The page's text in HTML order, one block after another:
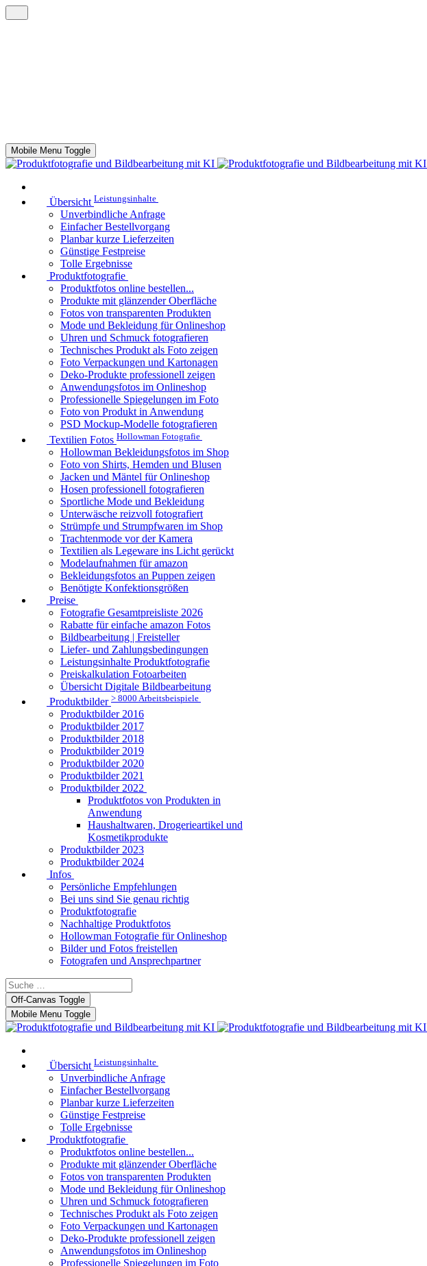
Mobile Menu Toggle
Übersicht Leistungsinhalte
Unverbindliche Anfrage
Einfacher Bestellvorgang
Planbar kurze Lieferzeiten
Günstige Festpreise
Tolle Ergebnisse
Produktfotografie
Produktfotos online bestellen...
Produkte mit glänzender Oberfläche
Fotos von transparenten Produkten
Mode und Bekleidung für Onlineshop
Uhren und Schmuck fotografieren
Technisches Produkt als Foto zeigen
Foto Verpackungen und Kartonagen
Deko-Produkte professionell zeigen
Anwendungsfotos im Onlineshop
Professionelle Spiegelungen im Foto
Foto von Produkt in Anwendung
PSD Mockup-Modelle fotografieren
Textilien Fotos Hollowman Fotografie
Hollowman Bekleidungsfotos im Shop
Foto von Shirts, Hemden und Blusen
Jacken und Mäntel für Onlineshop
Hosen professionell fotografieren
Sportliche Mode und Bekleidung
Unterwäsche reizvoll fotografiert
Strümpfe und Strumpfwaren im Shop
Trachtenmode vor der Kamera
Textilien als Legeware ins Licht gerückt
Modelaufnahmen für amazon
Bekleidungsfotos an Puppen zeigen
Benötigte Konfektionsgrößen
Preise
Fotografie Gesamtpreisliste 2026
Rabatte für einfache amazon Fotos
Bildbearbeitung | Freisteller
Liefer- und Zahlungsbedingungen
Leistungsinhalte Produktfotografie
Preiskalkulation Fotoarbeiten
Übersicht Digitale Bildbearbeitung
Produktbilder > 8000 Arbeitsbeispiele
Produktbilder 2016
Produktbilder 2017
Produktbilder 2018
Produktbilder 2019
Produktbilder 2020
Produktbilder 2021
Produktbilder 2022
Produktfotos von Produkten in
Anwendung
Haushaltwaren, Drogerieartikel und
Kosmetikprodukte
Produktbilder 2023
Produktbilder 2024
Infos
Persönliche Empfehlungen
Bei uns sind Sie genau richtig
Produktfotografie
Nachhaltige Produktfotos
Hollowman Fotografie für Onlineshop
Bilder und Fotos freistellen
Fotografen und Ansprechpartner
Off-Canvas Toggle
Mobile Menu Toggle
Übersicht Leistungsinhalte
Unverbindliche Anfrage
Einfacher Bestellvorgang
Planbar kurze Lieferzeiten
Günstige Festpreise
Tolle Ergebnisse
Produktfotografie
Produktfotos online bestellen...
Produkte mit glänzender Oberfläche
Fotos von transparenten Produkten
Mode und Bekleidung für Onlineshop
Uhren und Schmuck fotografieren
Technisches Produkt als Foto zeigen
Foto Verpackungen und Kartonagen
Deko-Produkte professionell zeigen
Anwendungsfotos im Onlineshop
Professionelle Spiegelungen im Foto